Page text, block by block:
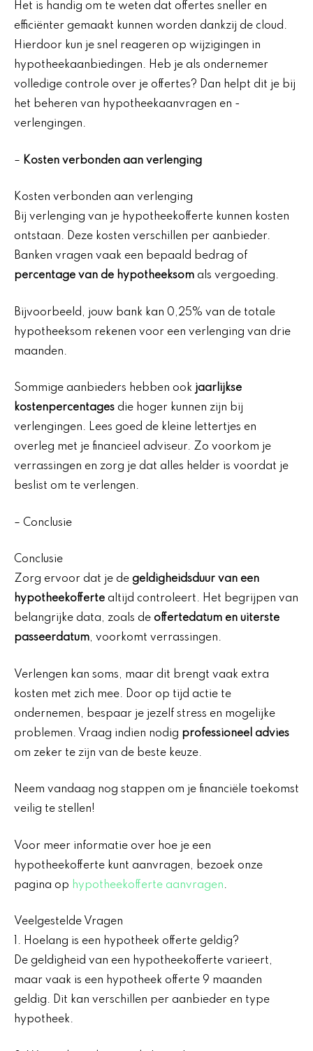
Het is handig om te weten dat offertes sneller en
efficiënter gemaakt kunnen worden dankzij de cloud.
Hierdoor kun je snel reageren op wijzigingen in
hypotheekaanbiedingen. Heb je als ondernemer
volledige controle over je offertes? Dan helpt dit je bij
het beheren van hypotheekaanvragen en -
verlengingen.
– Kosten verbonden aan verlenging
Kosten verbonden aan verlenging
Bij verlenging van je hypotheekofferte kunnen kosten
ontstaan. Deze kosten verschillen per aanbieder.
Banken vragen vaak een bepaald bedrag of
percentage van de hypotheeksom als vergoeding.
Bijvoorbeeld, jouw bank kan 0,25% van de totale
hypotheeksom rekenen voor een verlenging van drie
maanden.
Sommige aanbieders hebben ook jaarlijkse
kostenpercentages die hoger kunnen zijn bij
verlengingen. Lees goed de kleine lettertjes en
overleg met je financieel adviseur. Zo voorkom je
verrassingen en zorg je dat alles helder is voordat je
beslist om te verlengen.
– Conclusie
Conclusie
Zorg ervoor dat je de geldigheidsduur van een
hypotheekofferte altijd controleert. Het begrijpen van
belangrijke data, zoals de offertedatum en uiterste
passeerdatum, voorkomt verrassingen.
Verlengen kan soms, maar dit brengt vaak extra
kosten met zich mee. Door op tijd actie te
ondernemen, bespaar je jezelf stress en mogelijke
problemen. Vraag indien nodig professioneel advies
om zeker te zijn van de beste keuze.
Neem vandaag nog stappen om je financiële toekomst
veilig te stellen!
Voor meer informatie over hoe je een
hypotheekofferte kunt aanvragen, bezoek onze
pagina op hypotheekofferte aanvragen.
Veelgestelde Vragen
1. Hoelang is een hypotheek offerte geldig?
De geldigheid van een hypotheekofferte varieert,
maar vaak is een hypotheek offerte 9 maanden
geldig. Dit kan verschillen per aanbieder en type
hypotheek.